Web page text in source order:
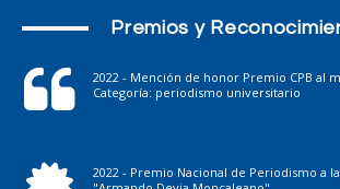
Premios y
2022 - Mención de honor Premio CPB al
Categoría: periodismo universitario
2022 - Premio Nacional de Periodismo a